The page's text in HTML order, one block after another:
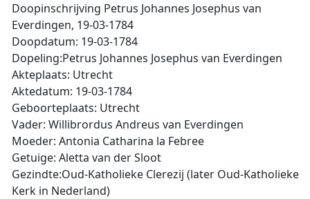
Doopinschrijving Petrus Johannes Josephus van
Everdingen, 19-03-1784
Doopdatum: 19-03-1784
Dopeling:Petrus Johannes Josephus van Everdingen
Akteplaats: Utrecht
Aktedatum: 19-03-1784
Geboorteplaats: Utrecht
Vader: Willibrordus Andreus van Everdingen
Moeder: Antonia Catharina la Febree
Getuige: Aletta van der Sloot
Gezindte:Oud-Katholieke Clerezij (later Oud-Katholieke
Kerk in Nederland)